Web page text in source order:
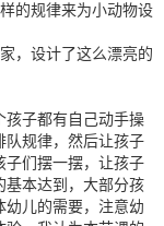
的规律来为小动物设
，设计了这么漂亮的
子都有自己动手操
队规律，然后让孩子
子们摆一摆，让孩子
基本达到，大部分孩
儿的需要，注意幼